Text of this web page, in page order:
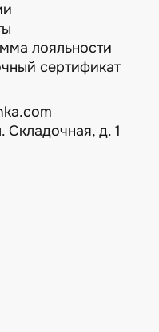
лояльности
сертификат
Складочная, д. 1